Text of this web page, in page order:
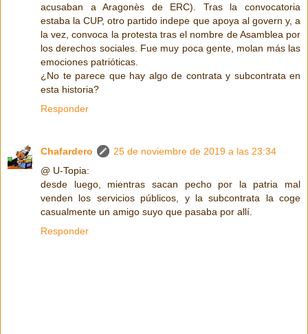
acusaban a Aragonès de ERC). Tras la convocatoria
estaba la CUP, otro partido indepe que apoya al govern y, a
la vez, convoca la protesta tras el nombre de Asamblea por
los derechos sociales. Fue muy poca gente, molan más las
emociones patrióticas.
¿No te parece que hay algo de contrata y subcontrata en
esta historia?
Responder
Chafardero
25 de noviembre de 2019 a las 23:34
@ U-Topia:
desde luego, mientras sacan pecho por la patria mal
venden los servicios públicos, y la subcontrata la coge
casualmente un amigo suyo que pasaba por allí.
Responder